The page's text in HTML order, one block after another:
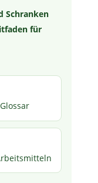
Schranken
für